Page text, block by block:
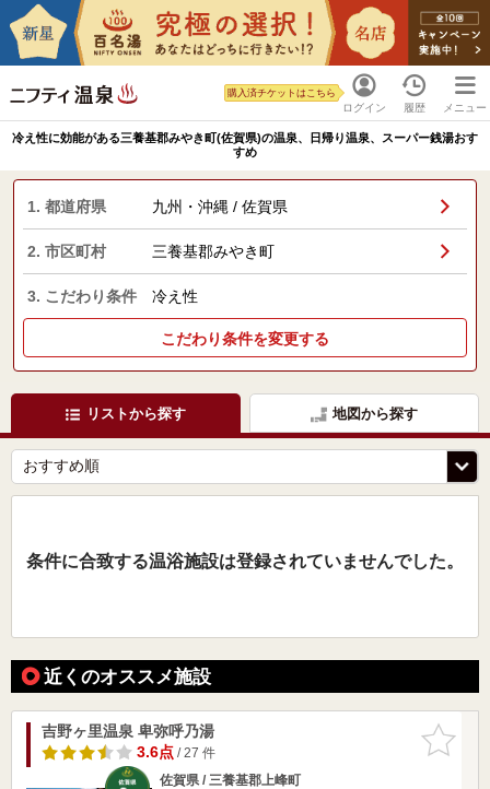
ログイン
購入済チケットはこちら
履歴 メニュー
冷え性に効能がある三養基郡みやき町(佐賀県)の温泉、日帰り温泉、スーパー銭湯おす
すめ
1. 都道府県 九州・沖縄 / 佐賀県
2. 市区町村 三養基郡みやき町
3. こだわり条件 冷え性
こだわり条件を変更する
リストから探す 地図から探す
条件に合致する温浴施設は登録されていませんでした。
近くのオススメ施設
お気に入
りに追加
吉野ヶ里温泉 卑弥呼乃湯
3.6点/ 27 件
佐賀県 / 三養基郡上峰町